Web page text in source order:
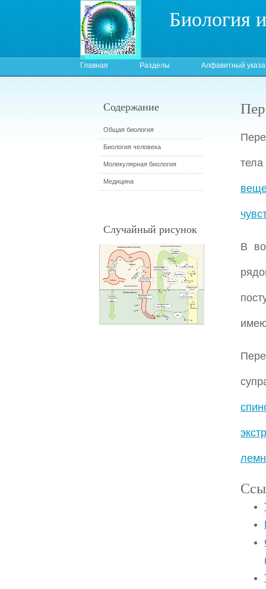
Биология
Главная Разделы Алфавитный
В
Содержание
Общая биология
Биология человека
Молекулярная биология
Медицина
Случайный рисунок